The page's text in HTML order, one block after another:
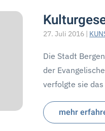
27. Juli 2016 |
Die Stadt
der
verfolgte sie
mehr